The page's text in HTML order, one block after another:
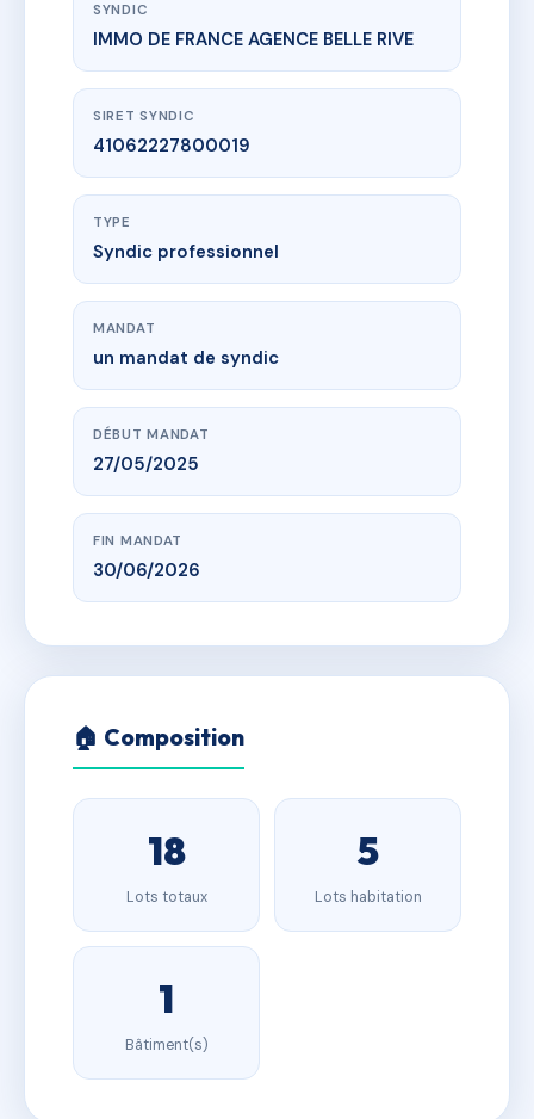
SYNDIC
IMMO DE FRANCE AGENCE BELLE RIVE
SIRET SYNDIC
41062227800019
TYPE
Syndic professionnel
MANDAT
un mandat de syndic
DÉBUT MANDAT
27/05/2025
FIN MANDAT
30/06/2026
🏠 Composition
18
Lots totaux
5
Lots habitation
1
Bâtiment(s)